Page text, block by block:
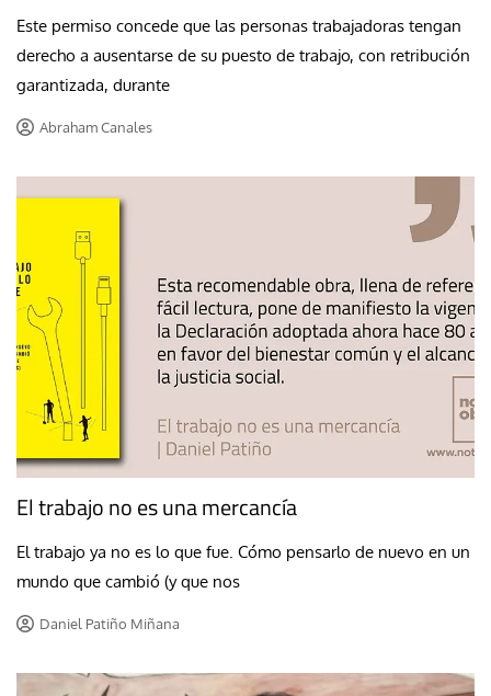
Este permiso concede que las personas trabajadoras tengan
derecho a ausentarse de su puesto de trabajo, con retribución
garantizada, durante
Abraham Canales
El trabajo no es una mercancía
El trabajo ya no es lo que fue. Cómo pensarlo de nuevo en un
mundo que cambió (y que nos
Daniel Patiño Miñana